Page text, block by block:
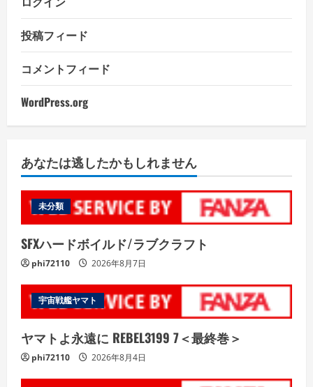
投稿フィード
コメントフィード
WordPress.org
あなたは逃したかもしれません
未分類
SFXハードボイルド/ラブクラフト
phi72110 2026年8月7日
宇宙戦艦ヤマト
ヤマトよ永遠に REBEL3199 7＜最終巻＞
phi72110 2026年8月4日